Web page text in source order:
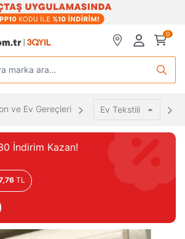
0
marka ara...
ve Ev Gereçleri Ev Tekstili
İndirim Kazan!
TL